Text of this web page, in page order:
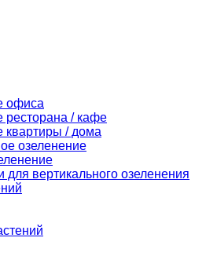
офиса
ресторана / кафе
квартиры / дома
озеленение
для вертикального озеленения